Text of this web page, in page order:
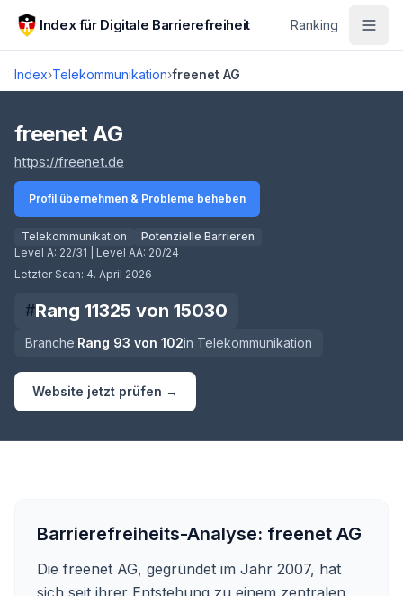
Zum Hauptinhalt springen
Index für Digitale Barrierefreiheit Ranking
Index›Telekommunikation›freenet AG
Score lädt
freenet AG
https://freenet.de
Profil übernehmen & Probleme beheben
Telekommunikation
Potenzielle Barrieren
Level A: 22/31 | Level AA: 20/24
Letzter Scan: 4. April 2026
#Rang 11325 von 15030
Branche:Rang 93 von 102in Telekommunikation
Website jetzt prüfen →
Barrierefreiheits-Analyse: freenet AG
Die freenet AG, gegründet im Jahr 2007, hat
sich seit ihrer Entstehung zu einem zentralen